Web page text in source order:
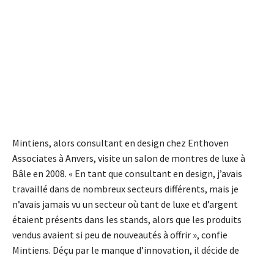
Mintiens, alors consultant en design chez Enthoven
Associates à Anvers, visite un salon de montres de luxe à
Bâle en 2008. « En tant que consultant en design, j’avais
travaillé dans de nombreux secteurs différents, mais je
n’avais jamais vu un secteur où tant de luxe et d’argent
étaient présents dans les stands, alors que les produits
vendus avaient si peu de nouveautés à offrir », confie
Mintiens. Déçu par le manque d’innovation, il décide de